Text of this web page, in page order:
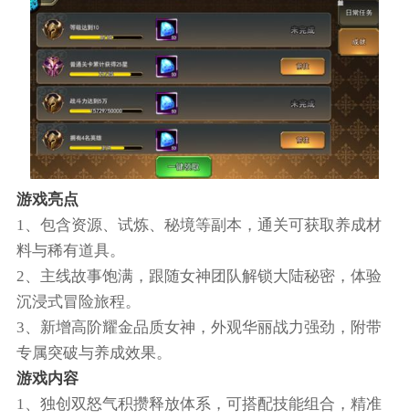
游戏亮点
1、包含资源、试炼、秘境等副本，通关可获取养成材
料与稀有道具。
2、主线故事饱满，跟随女神团队解锁大陆秘密，体验
沉浸式冒险旅程。
3、新增高阶耀金品质女神，外观华丽战力强劲，附带
专属突破与养成效果。
游戏内容
1、独创双怒气积攒释放体系，可搭配技能组合，精准